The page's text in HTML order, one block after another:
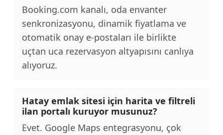
Booking.com kanalı, oda envanter
senkronizasyonu, dinamik fiyatlama ve
otomatik onay e-postaları ile birlikte
uçtan uca rezervasyon altyapısını canlıya
alıyoruz.
Hatay emlak sitesi için harita ve filtreli
ilan portalı kuruyor musunuz?
Evet. Google Maps entegrasyonu, çok